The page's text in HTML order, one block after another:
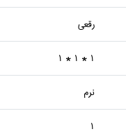
رقعي
1 * 1 * 1
نرم
1